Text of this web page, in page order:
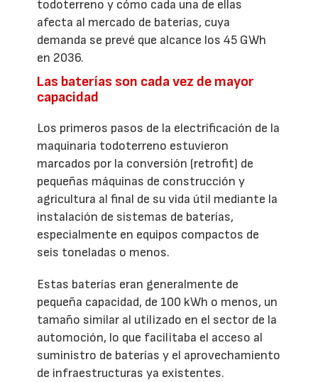
todoterreno y cómo cada una de ellas
afecta al mercado de baterías, cuya
demanda se prevé que alcance los 45 GWh
en 2036.
Las baterías son cada vez de mayor
capacidad
Los primeros pasos de la electrificación de la
maquinaria todoterreno estuvieron
marcados por la conversión (retrofit) de
pequeñas máquinas de construcción y
agricultura al final de su vida útil mediante la
instalación de sistemas de baterías,
especialmente en equipos compactos de
seis toneladas o menos.
Estas baterías eran generalmente de
pequeña capacidad, de 100 kWh o menos, un
tamaño similar al utilizado en el sector de la
automoción, lo que facilitaba el acceso al
suministro de baterías y el aprovechamiento
de infraestructuras ya existentes.